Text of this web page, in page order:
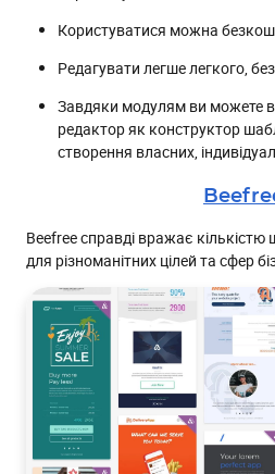
Користуватися можна
Редагувати легше легкого,
Завдяки модулям ви можете
редактор як конструктор
створення власних,
Beefree справді вражає кількістю
для різноманітних цілей та сфер